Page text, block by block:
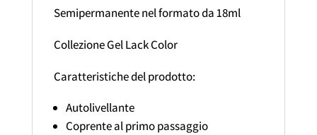
Semipermanente nel formato da 18ml
Collezione Gel Lack Color
Caratteristiche del prodotto:
Autolivellante
Coprente al primo passaggio